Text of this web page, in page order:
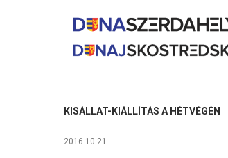
KISÁLLAT-KIÁLLÍTÁS A HÉTVÉGÉN
2016.10.21